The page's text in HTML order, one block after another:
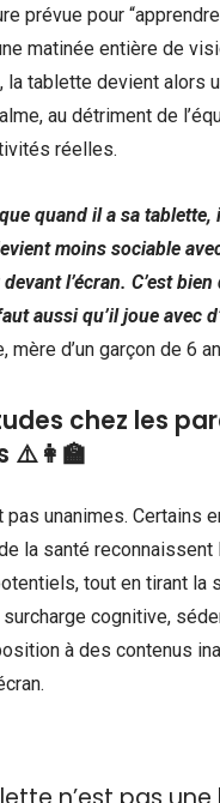
prévue pour
matinée entière de
la tablette devient alors
au détriment de
réelles.
quand il a sa
moins sociable
l’écran. C’est
aussi qu’il joue avec
d’un garçon de 6
chez les
⚠️👩‍🏫
pas unanimes. Certains
la santé reconnaissent
tout en tirant la
cognitive,
à des contenus